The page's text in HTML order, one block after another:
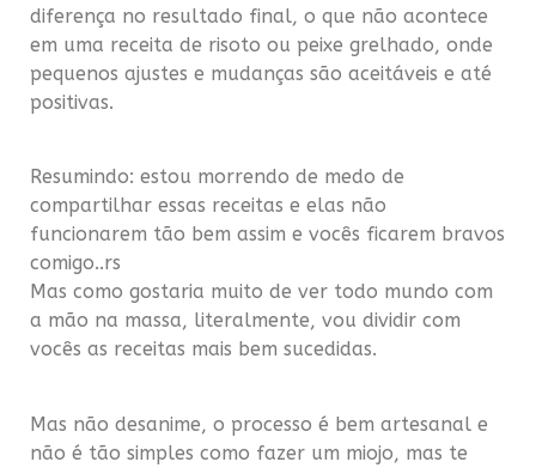
diferença no resultado final, o que não acontece
em uma receita de risoto ou peixe grelhado, onde
pequenos ajustes e mudanças são aceitáveis e até
positivas.
Resumindo: estou morrendo de medo de
compartilhar essas receitas e elas não
funcionarem tão bem assim e vocês ficarem bravos
comigo..rs
Mas como gostaria muito de ver todo mundo com
a mão na massa, literalmente, vou dividir com
vocês as receitas mais bem sucedidas.
Mas não desanime, o processo é bem artesanal e
não é tão simples como fazer um miojo, mas te